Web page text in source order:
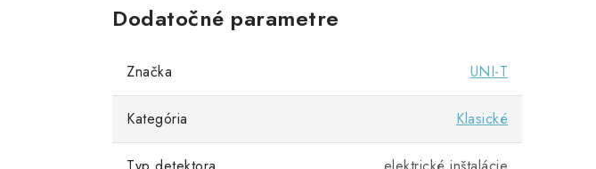
Dodatočné parametre
Značka UNI-T
Kategória Klasické